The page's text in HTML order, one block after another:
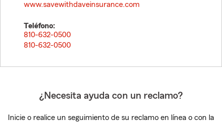
www.savewithdaveinsurance.com
Teléfono:
810-632-0500
810-632-0500
¿Necesita ayuda con un reclamo?
Inicie o realice un seguimiento de su reclamo en línea o con la